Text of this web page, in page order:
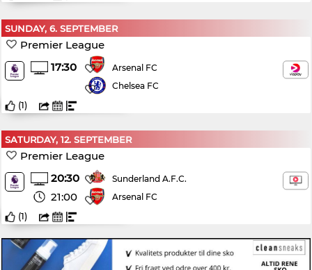
SUNDAY, 6. SEPTEMBER
Premier League
17:30
Arsenal FC
Chelsea FC
(1)
SATURDAY, 12. SEPTEMBER
Premier League
20:30
21:00
Sunderland A.F.C.
Arsenal FC
(1)